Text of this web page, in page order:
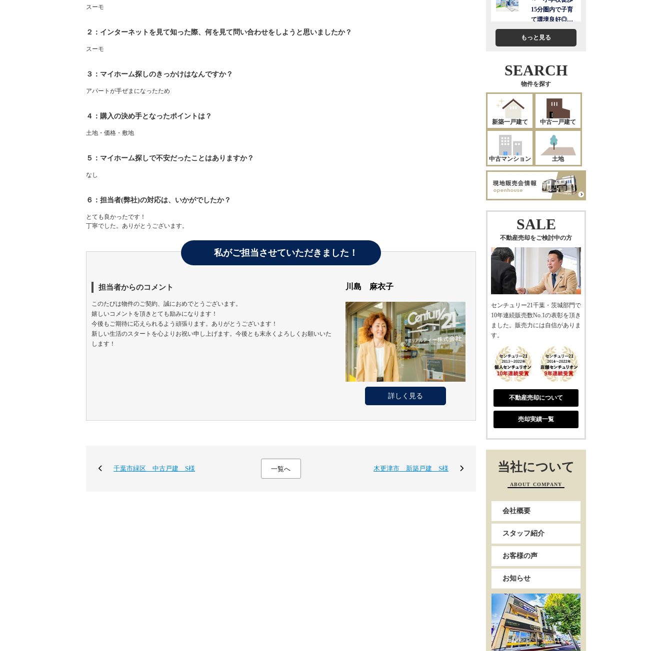
スーモ
２：インターネットを見て知った際、何を見て問い合わせをしようと思いましたか？
スーモ
３：マイホーム探しのきっかけはなんですか？
アパートが手ぜまになったため
４：購入の決め手となったポイントは？
土地・価格・敷地
５：マイホーム探しで不安だったことはありますか？
なし
６：担当者(弊社)の対応は、いかがでしたか？
とても良かったです！
丁寧でした。ありがとうございます。
私がご担当させていただきました！
担当者からのコメント
このたびは物件のご契約、誠におめでとうございます。
嬉しいコメントを頂きとても励みになります！
今後もご期待に応えられるよう頑張ります。ありがとうございます！
新しい生活のスタートを心よりお祝い申し上げます。今後とも末永くよろしくお願いいた
します！
川島 麻衣子
詳しく見る
千葉市緑区 中古戸建 S様 一覧へ 木更津市 新築戸建 S様
もっと見る
SEARCH
物件を探す
新築一戸建て 中古一戸建て
中古マンション 土地
SALE
不動産売却をご検討中の方
センチュリー21千葉・茨城部門で
10年連続販売数No.1の表彰を頂き
ました。販売力には自信がありま
す。
不動産売却について
売却実績一覧
当社について
ABOUT COMPANY
会社概要
スタッフ紹介
お客様の声
お知らせ